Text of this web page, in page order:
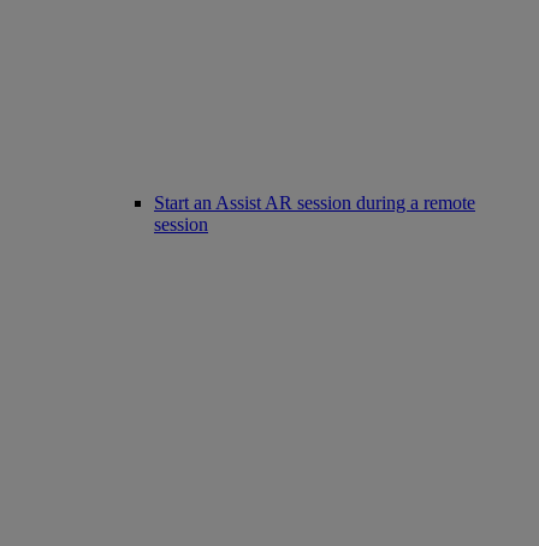
Start an Assist AR session during a remote
session